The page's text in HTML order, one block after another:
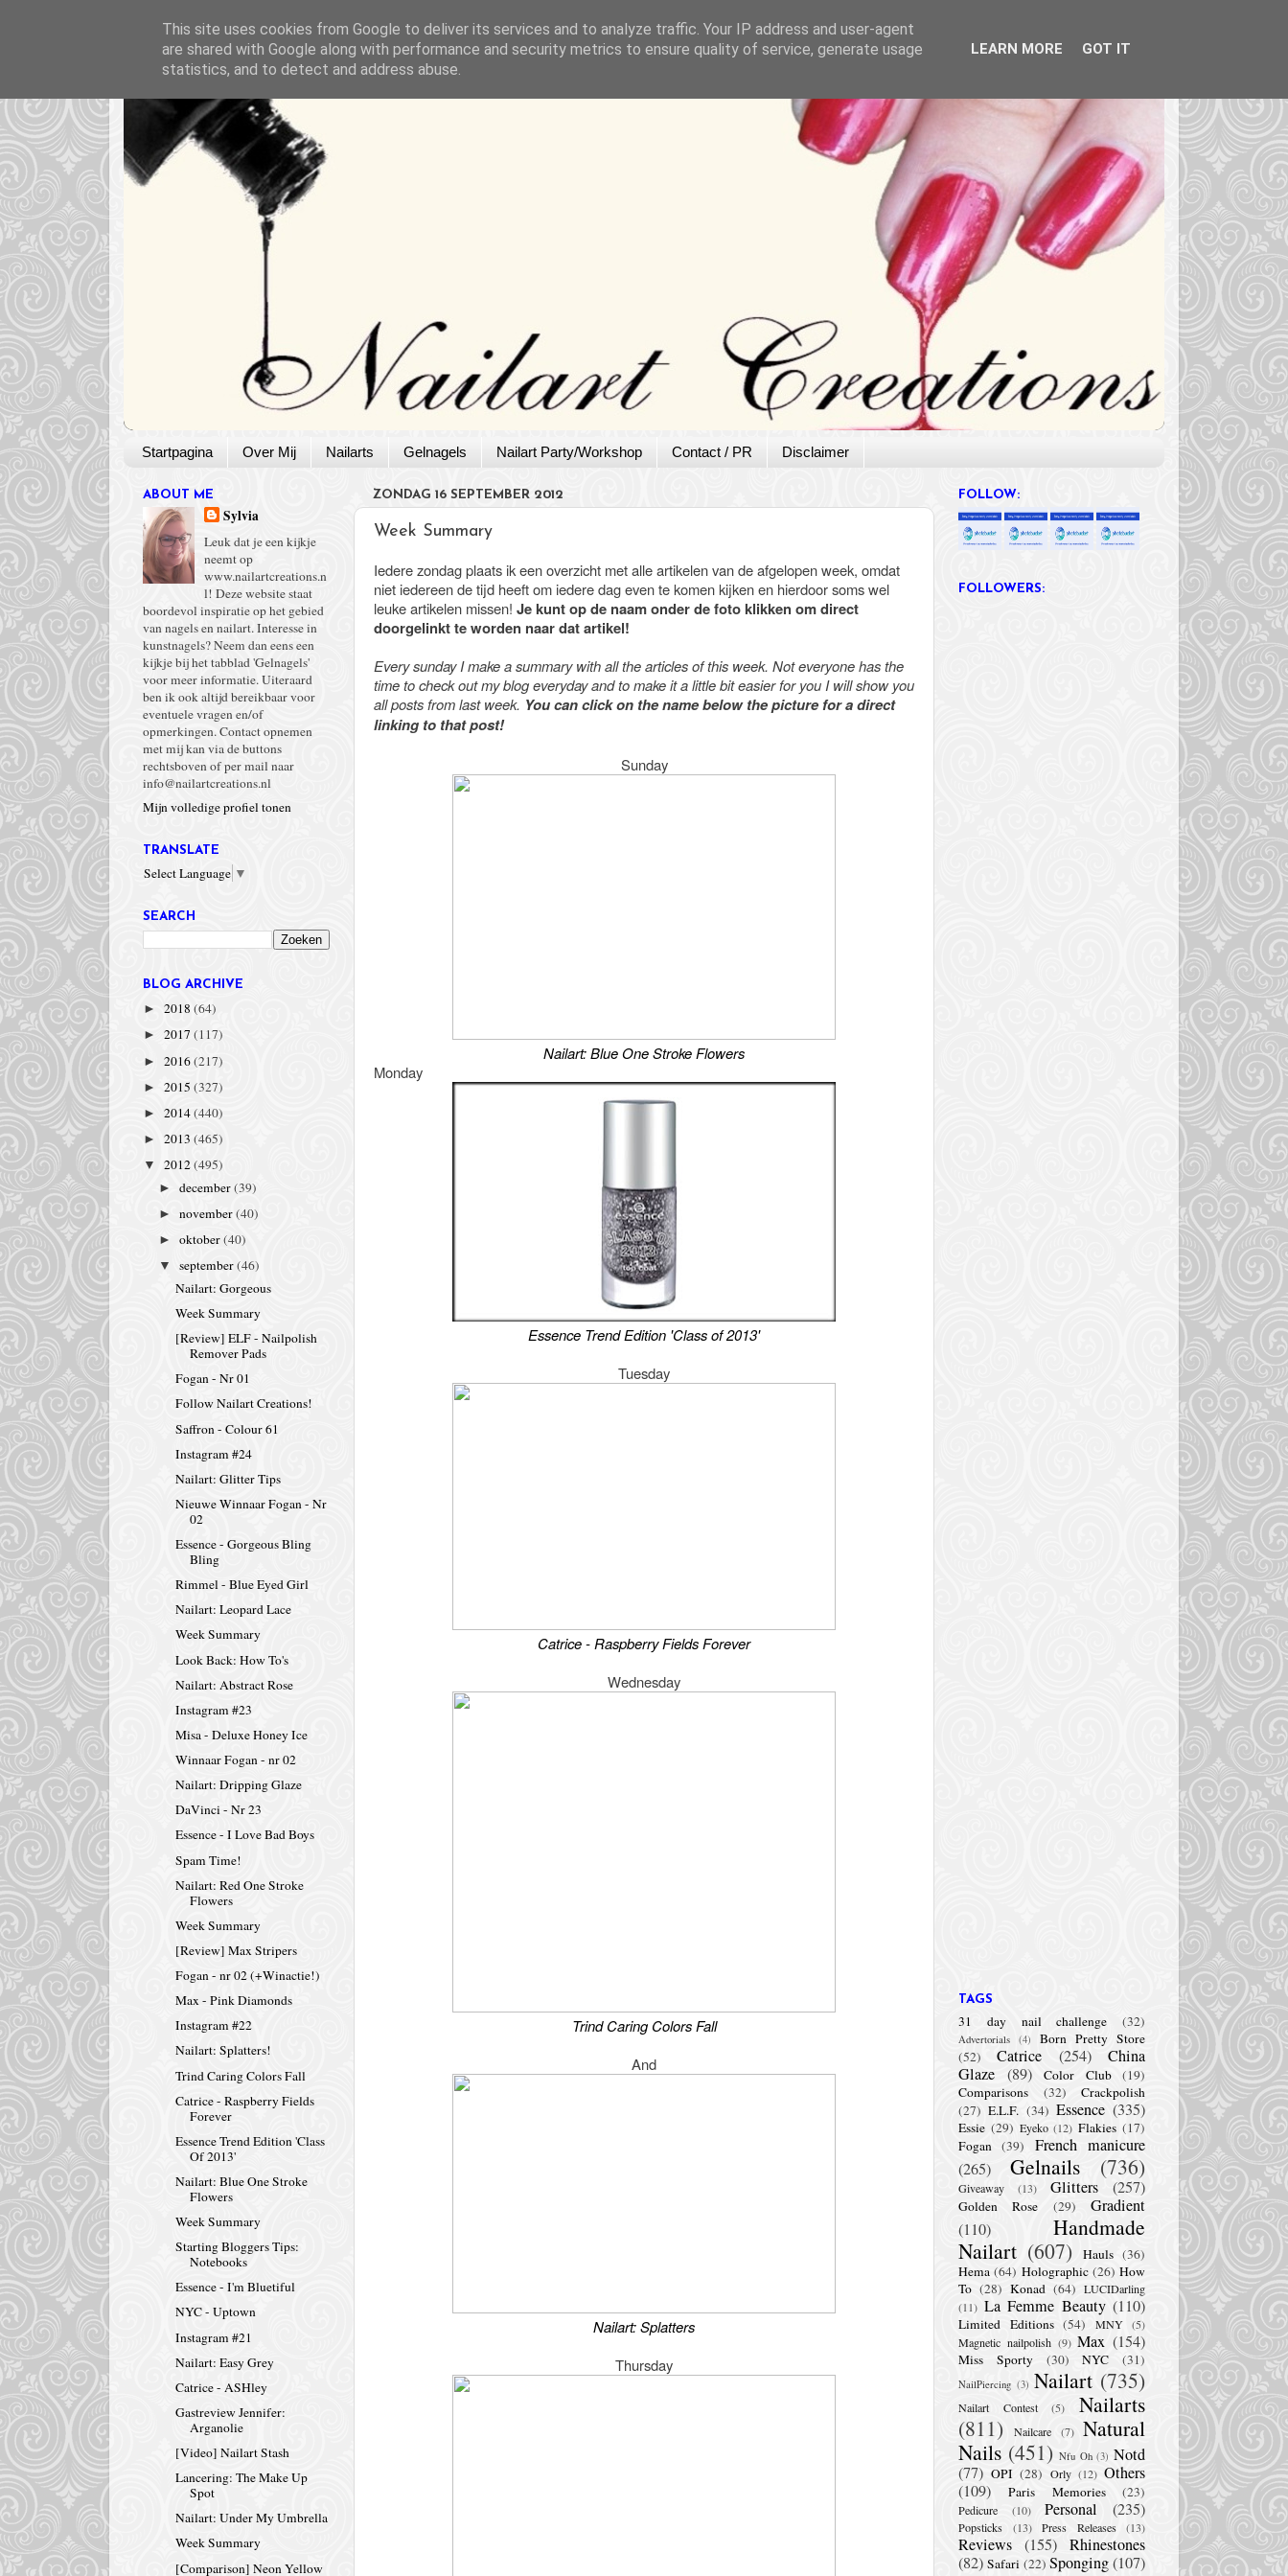
Startpagina Over Mij Nailarts Gelnagels Nailart Party/Workshop Contact / PR Disclaimer
ZONDAG 16 SEPTEMBER 2012
Week Summary
Iedere zondag plaats ik een overzicht met alle artikelen van de afgelopen week, omdat
niet iedereen de tijd heeft om iedere dag even te komen kijken en hierdoor soms wel
leuke artikelen missen! Je kunt op de naam onder de foto klikken om direct
doorgelinkt te worden naar dat artikel!
Every sunday I make a summary with all the articles of this week. Not everyone has the
time to check out my blog everyday and to make it a little bit easier for you I will show you
all posts from last week. You can click on the name below the picture for a direct
linking to that post!
Sunday
Nailart: Blue One Stroke Flowers
Monday
Essence Trend Edition 'Class of 2013'
Tuesday
Catrice - Raspberry Fields Forever
Wednesday
Trind Caring Colors Fall
And
Nailart: Splatters
Thursday
ABOUT ME
Sylvia
Leuk dat je een kijkje
neemt op
www.nailartcreations.n
l! Deze website staat
boordevol inspiratie op het gebied
van nagels en nailart. Interesse in
kunstnagels? Neem dan eens een
kijkje bij het tabblad 'Gelnagels'
voor meer informatie. Uiteraard
ben ik ook altijd bereikbaar voor
eventuele vragen en/of
opmerkingen. Contact opnemen
met mij kan via de buttons
rechtsboven of per mail naar
info@nailartcreations.nl
Mijn volledige profiel tonen
TRANSLATE
Select Language ▼
SEARCH
BLOG ARCHIVE
► 2018 (64)
► 2017 (117)
► 2016(217)
► 2015 (327)
► 2014(440)
► 2013 (465)
▼ 2012(495)
►december(39)
►november(40)
►oktober(40)
▼september(46)
Nailart: Gorgeous
Week Summary
[Review] ELF - Nailpolish
Remover Pads
Fogan - Nr 01
Follow Nailart Creations!
Saffron - Colour 61
Instagram #24
Nailart: Glitter Tips
Nieuwe Winnaar Fogan - Nr
02
Essence - Gorgeous Bling
Bling
Rimmel - Blue Eyed Girl
Nailart: Leopard Lace
Week Summary
Look Back: How To's
Nailart: Abstract Rose
Instagram #23
Misa - Deluxe Honey Ice
Winnaar Fogan - nr 02
Nailart: Dripping Glaze
DaVinci - Nr 23
Essence - I Love Bad Boys
Spam Time!
Nailart: Red One Stroke
Flowers
Week Summary
[Review] Max Stripers
Fogan - nr 02 (+Winactie!)
Max - Pink Diamonds
Instagram #22
Nailart: Splatters!
Trind Caring Colors Fall
Catrice - Raspberry Fields
Forever
Essence Trend Edition 'Class
Of 2013'
Nailart: Blue One Stroke
Flowers
Week Summary
Starting Bloggers Tips:
Notebooks
Essence - I'm Bluetiful
NYC - Uptown
Instagram #21
Nailart: Easy Grey
Catrice - ASHley
Gastreview Jennifer:
Arganolie
[Video] Nailart Stash
Lancering: The Make Up
Spot
Nailart: Under My Umbrella
Week Summary
[Comparison] Neon Yellow
FOLLOW:
FOLLOWERS:
TAGS
31 day nail challenge (32)
Advertorials (4)
Born Pretty Store
(52)
Catrice (254)
China
Glaze (89) Color Club
(19)
Comparisons
(32)
Crackpolish
(27) E.L.F. (34) Essence (335)
Essie (29) Eyeko (12) Flakies (17)
Fogan (39)
French manicure
(265)
Gelnails (736)
Giveaway (13) Glitters (257)
Golden Rose (29)
Gradient
(110)
Handmade
Nailart (607) Hauls (36)
Hema (64) Holographic (26) How
To (28) Konad (64) LUCIDarling
(11) La Femme Beauty (110)
Limited Editions (54) MNY (5)
Magnetic nailpolish (9) Max (154)
Miss Sporty (30) NYC (31)
NailPiercing (3) Nailart (735)
Nailart Contest (5)
Nailarts
(811)
Nailcare (7) Natural
Nails (451) Nfu Oh (3) Notd
(77) OPI (28) Orly (12) Others
(109)
Paris Memories (23)
Pedicure (10) Personal (235)
Popsticks (13) Press Releases (13)
Reviews (155) Rhinestones
(82) Safari (22) Sponging(107)
This site uses cookies from Google to deliver its services and to analyze traffic. Your IP address and user-agent
are shared with Google along with performance and security metrics to ensure quality of service, generate usage
statistics, and to detect and address abuse.
LEARN MORE GOT IT